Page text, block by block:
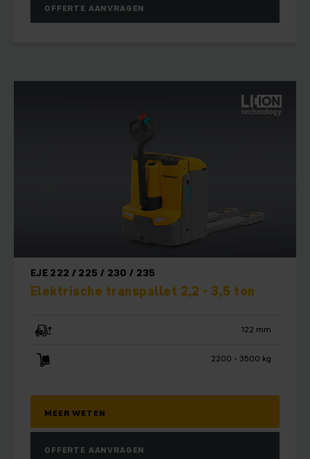
OFFERTE AANVRAGEN
EJE 222 / 225 / 230 / 235
Elektrische transpallet 2,2 - 3,5 ton
122 mm
2200 - 3500 kg
MEER WETEN
OFFERTE AANVRAGEN